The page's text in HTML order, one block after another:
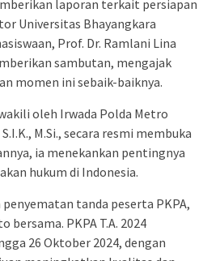
laporan terkait persiapan
Universitas Bhayangkara
Prof. Dr. Ramlani Lina
sambutan, mengajak
momen ini sebaik-baiknya.
oleh Irwada Polda Metro
M.Si., secara resmi membuka
ia menekankan pentingnya
hukum di Indonesia.
tanda peserta PKPA,
bersama. PKPA T.A. 2024
26 Oktober 2024, dengan